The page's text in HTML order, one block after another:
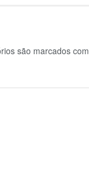
são marcados com